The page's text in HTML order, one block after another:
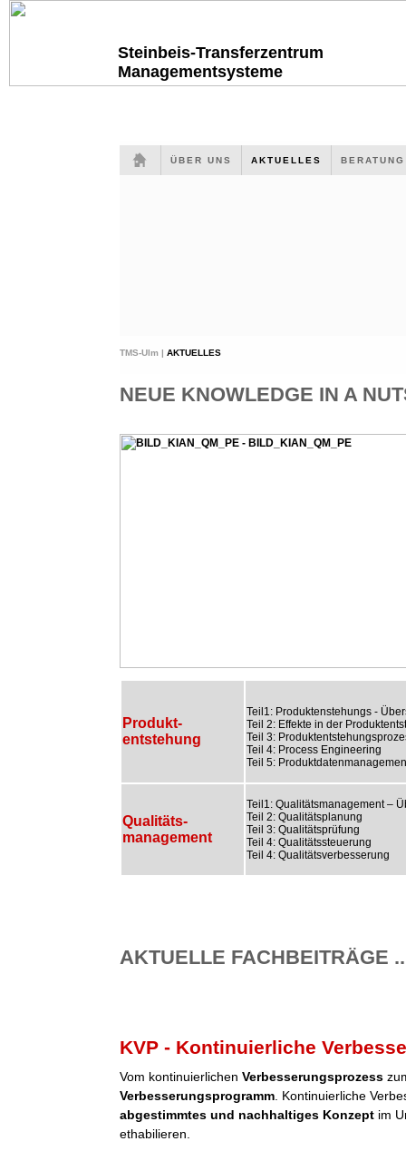
Steinbeis-Transferzentrum
Managementsysteme
ÜBER UNS AKTUELLES
TMS-Ulm | AKTUELLES
NEUE KNOWLEDGE IN A
Produkt-
entstehung
Teil1: Produktenstehungs -
Teil 2: Effekte in der
Teil 3:
Teil 4: Process Engineering
Teil 5:
Qualitäts-
management
Teil1: Qualitätsmanagement –
Teil 2: Qualitätsplanung
Teil 3: Qualitätsprüfung
Teil 4: Qualitätssteuerung
Teil 4: Qualitätsverbesserung
AKTUELLE FACHBEITRÄGE
KVP - Kontinuierliche
Vom kontinuierlichen Verbesserungsprozess
Verbesserungsprogramm . Kontinuierliche
abgestimmtes und nachhaltiges Konzept im
ethabilieren.